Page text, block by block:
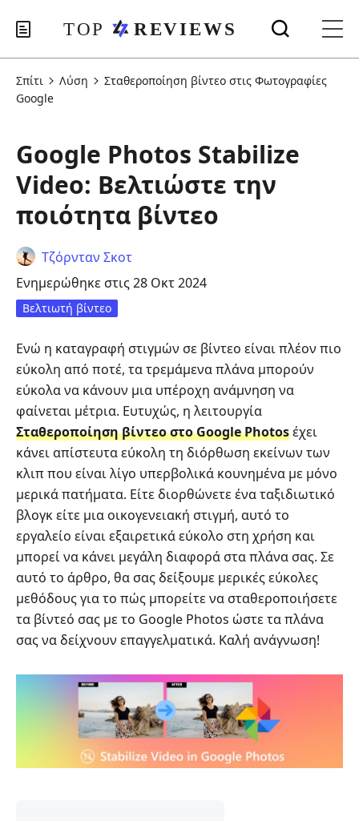
Σπίτι Λύση
Σταθεροποίηση βίντεο στις Φωτογραφίες
Google
Google Photos Stabilize
Video: Βελτιώστε την
ποιότητα βίντεο
Τζόρνταν Σκοτ
Ενημερώθηκε στις 28 Οκτ 2024
Βελτιωτή βίντεο
Ενώ η καταγραφή στιγμών σε βίντεο είναι πλέον πιο
εύκολη από ποτέ, τα τρεμάμενα πλάνα μπορούν
εύκολα να κάνουν μια υπέροχη ανάμνηση να
φαίνεται μέτρια. Ευτυχώς, η λειτουργία
Σταθεροποίηση βίντεο στο Google Photosέχει
κάνει απίστευτα εύκολη τη διόρθωση εκείνων των
κλιπ που είναι λίγο υπερβολικά κουνημένα με μόνο
μερικά πατήματα. Είτε διορθώνετε ένα ταξιδιωτικό
βλογκ είτε μια οικογενειακή στιγμή, αυτό το
εργαλείο είναι εξαιρετικά εύκολο στη χρήση και
μπορεί να κάνει μεγάλη διαφορά στα πλάνα σας. Σε
αυτό το άρθρο, θα σας δείξουμε μερικές εύκολες
μεθόδους για το πώς μπορείτε να σταθεροποιήσετε
τα βίντεό σας με το Google Photos ώστε τα πλάνα
σας να δείχνουν επαγγελματικά. Καλή ανάγνωση!